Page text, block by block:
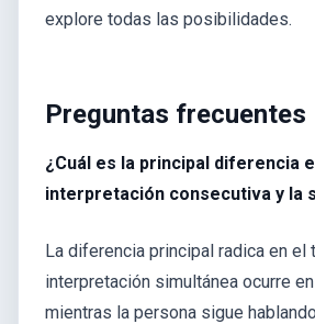
explore todas las posibilidades.
Preguntas frecuentes
¿Cuál es la principal diferencia
interpretación consecutiva y la
La diferencia principal radica en el
interpretación simultánea ocurre
mientras la persona sigue